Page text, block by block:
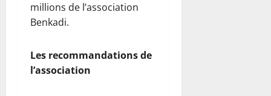
millions de l’association
Benkadi.
Les recommandations de
l’association